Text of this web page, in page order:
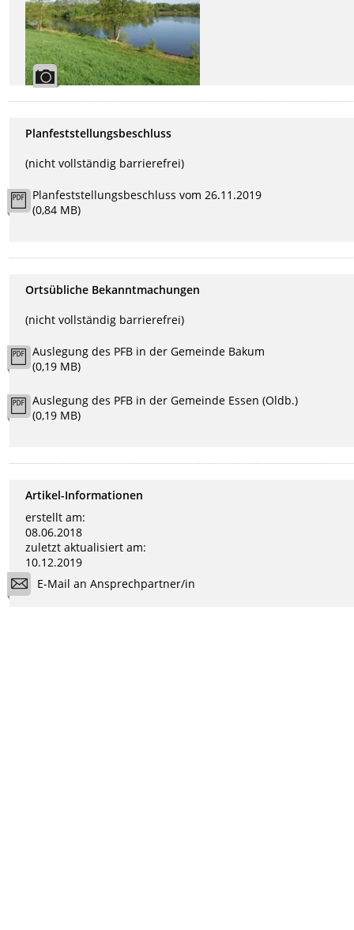
Planfeststellungsbeschluss
(nicht vollständig barrierefrei)
Planfeststellungsbeschluss vom 26.11.2019
(0,84 MB)
Ortsübliche Bekanntmachungen
(nicht vollständig barrierefrei)
Auslegung des PFB in der Gemeinde Bakum
(0,19 MB)
Auslegung des PFB in der Gemeinde Essen (Oldb.)
(0,19 MB)
Artikel-Informationen
erstellt am:
08.06.2018
zuletzt aktualisiert am:
10.12.2019
E-Mail an Ansprechpartner/in